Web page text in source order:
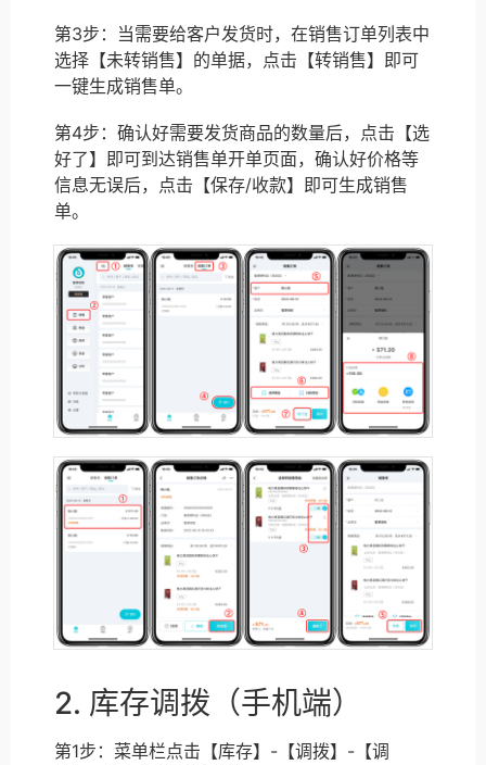
第3步：当需要给客户发货时，在销售订单列表中
选择【未转销售】的单据，点击【转销售】即可
一键生成销售单。
第4步：确认好需要发货商品的数量后，点击【选
好了】即可到达销售单开单页面，确认好价格等
信息无误后，点击【保存/收款】即可生成销售
单。
2. 库存调拨（手机端）
第1步：菜单栏点击【库存】-【调拨】-【调